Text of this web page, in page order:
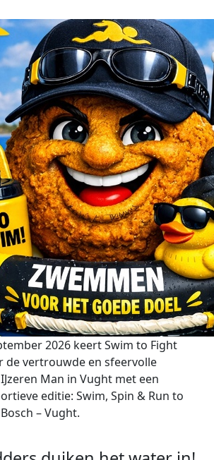
2026 keert Swim to Fight
de vertrouwde en sfeervolle
Man in Vught met een
editie: Swim, Spin & Run to
– Vught.